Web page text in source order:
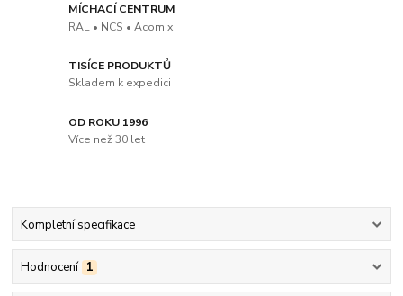
MÍCHACÍ CENTRUM
RAL • NCS • Acomix
TISÍCE PRODUKTŮ
Skladem k expedici
OD ROKU 1996
Více než 30 let
Kompletní specifikace
Hodnocení 1